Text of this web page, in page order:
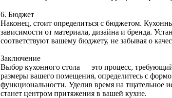
6. Бюджет
Наконец, стоит определиться с бюджетом.
зависимости от материала, дизайна и бренда.
соответствуют вашему бюджету, не забывая о
Заключение
Выбор кухонного стола — это процесс,
размеры вашего помещения, определитесь с
функциональности. Уделив время на тщательное
станет центром притяжения в вашей кухне.